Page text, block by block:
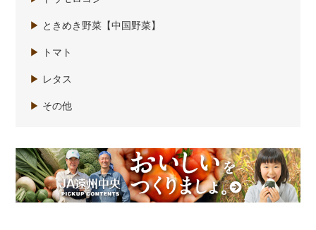
▶ ときめき野菜【中国野菜】
▶ トマト
▶ レタス
▶ その他